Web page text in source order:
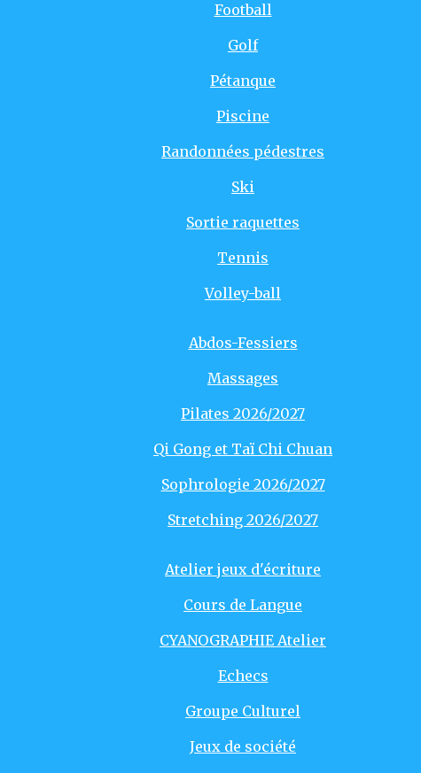
Football
Golf
Pétanque
Piscine
Randonnées pédestres
Ski
Sortie raquettes
Tennis
Volley-ball
Abdos-Fessiers
Massages
Pilates 2026/2027
Qi Gong et Taï Chi Chuan
Sophrologie 2026/2027
Stretching 2026/2027
Atelier jeux d'écriture
Cours de Langue
CYANOGRAPHIE Atelier
Echecs
Groupe Culturel
Jeux de société